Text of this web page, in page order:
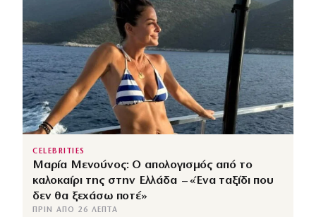
CELEBRITIES
Μαρία Μενούνος: Ο απολογισμός από το
καλοκαίρι της στην Ελλάδα – «Ένα ταξίδι που
δεν θα ξεχάσω ποτέ»
ΠΡΙΝ ΑΠΌ 26 ΛΕΠΤΆ